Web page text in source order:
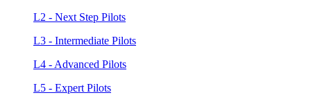
L2 - Next Step Pilots
L3 - Intermediate Pilots
L4 - Advanced Pilots
L5 - Expert Pilots